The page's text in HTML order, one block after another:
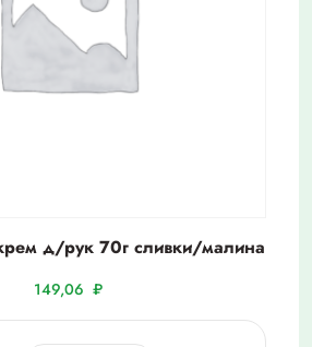
д/рук 70г сливки/малина
149,06 ₽